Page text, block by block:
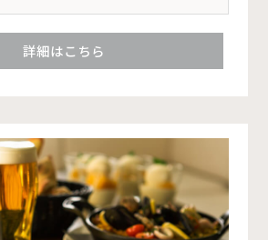
詳細はこちら